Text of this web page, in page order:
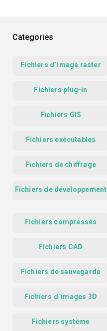
Categories
Fichiers d`image raster
Fichiers plug-in
Fichiers GIS
Fichiers exécutables
Fichiers de chiffrage
Fichiers de développement
Fichiers compressés
Fichiers CAD
Fichiers de sauvegarde
Fichiers d`images 3D
Fichiers système